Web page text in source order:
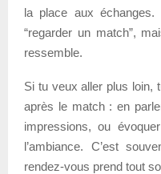
la place aux
“regarder un match”,
ressemble.
Si tu veux aller plus loin,
après le match : en
impressions, ou
l’ambiance. C’est
rendez-vous prend tout